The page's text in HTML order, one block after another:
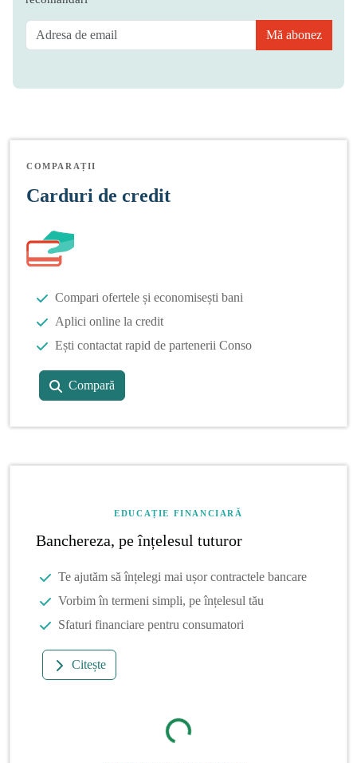
Mă abonez
COMPARAȚII
Carduri de credit
Compari ofertele și economisești bani
Aplici online la credit
Ești contactat rapid de partenerii Conso
Compară
EDUCAȚIE FINANCIARĂ
Banchereza, pe înțelesul tuturor
Te ajutăm să înțelegi mai ușor contractele bancare
Vorbim în termeni simpli, pe înțelesul tău
Sfaturi financiare pentru consumatori
Citește